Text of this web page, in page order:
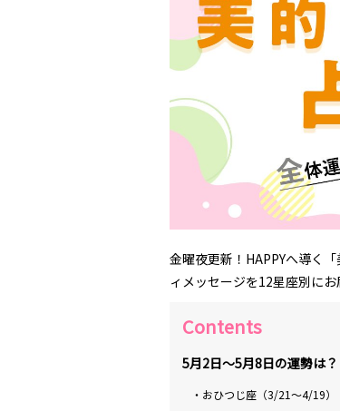
金曜夜更新！HAPPYへ導く
ィメッセージを12星座別にお
Contents
5月2日～5月8日の運勢は？
・おひつじ座（3/21～4/19）